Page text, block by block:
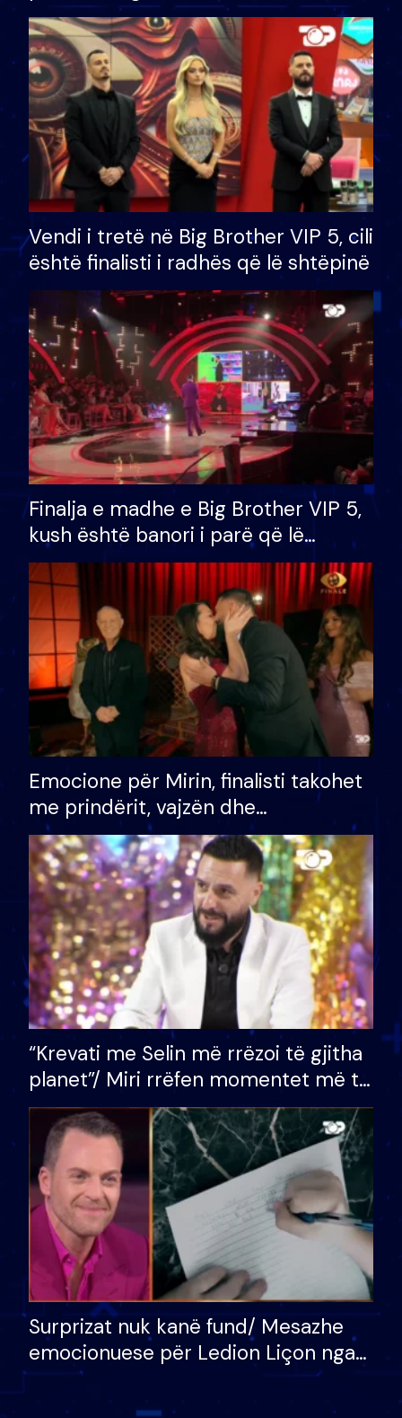
çmimin e madh prej 100 mijë eurosh
Vendi i tretë në Big Brother VIP 5, cili
është finalisti i radhës që lë shtëpinë
Finalja e madhe e Big Brother VIP 5,
kush është banori i parë që lë
shtëpinë dhe humb mundësinë për
të fituar çmimin e madh
Emocione për Mirin, finalisti takohet
me prindërit, vajzën dhe
bashkëshorten: S’kemi ndonjë letër
divorci apo jo?
“Krevati me Selin më rrëzoi të gjitha
planet”/ Miri rrëfen momentet më të
bukura në shtëpinë e BB VIP: Do më
mungojë zilja e mëngjesit kur…
Surprizat nuk kanë fund/ Mesazhe
emocionuese për Ledion Liçon nga
nëna dhe fëmijët e tij, moderatori
nuk i mban dot lotët: Nuk meritoj…